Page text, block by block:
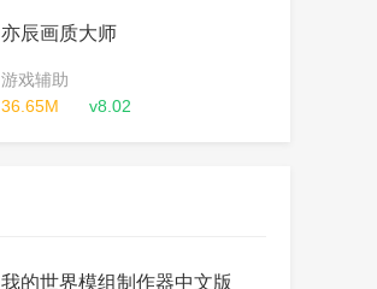
亦辰画质大师
游戏辅助
36.65M
v8.02
我的世界模组制作器中文版